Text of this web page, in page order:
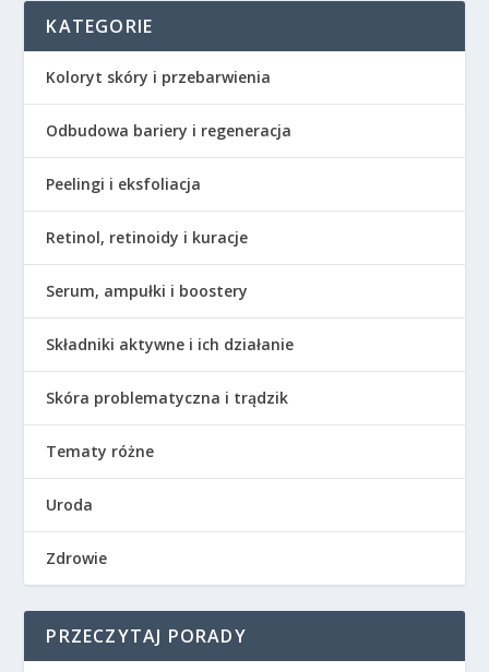
KATEGORIE
Koloryt skóry i przebarwienia
Odbudowa bariery i regeneracja
Peelingi i eksfoliacja
Retinol, retinoidy i kuracje
Serum, ampułki i boostery
Składniki aktywne i ich działanie
Skóra problematyczna i trądzik
Tematy różne
Uroda
Zdrowie
PRZECZYTAJ PORADY